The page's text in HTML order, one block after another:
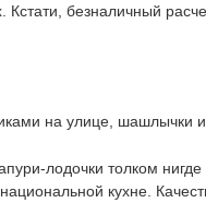
безналичный
на улице, шашлычки и
лодочки толком
кухне.